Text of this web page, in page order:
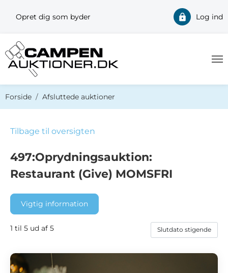
Opret dig som byder Log ind
Forside Afsluttede auktioner
Tilbage til oversigten
497:Oprydningsauktion:
Restaurant (Give) MOMSFRI
Vigtig information
1 til 5 ud af 5